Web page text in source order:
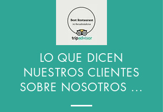
LO QUE DICEN
NUESTROS CLIENTES
SOBRE NOSOTROS ...